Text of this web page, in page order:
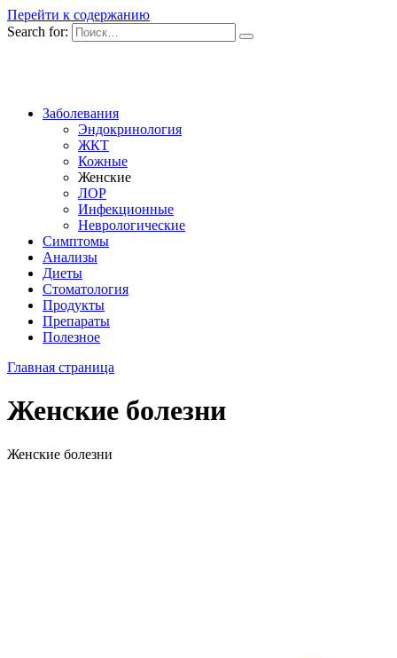
Перейти к содержанию
Search for:
Заболевания
Эндокринология
ЖКТ
Кожные
Женские
ЛОР
Инфекционные
Неврологические
Симптомы
Анализы
Диеты
Стоматология
Продукты
Препараты
Полезное
Главная страница
Женские болезни
Женские болезни